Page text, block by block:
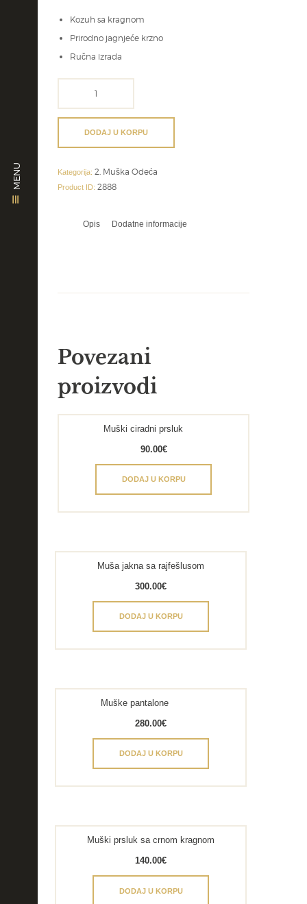
MENU
Kozuh sa kragnom
Prirodno jagnjeće krzno
Ručna izrada
količinaDODAJ U KORPU
Kategorija: 2. Muška Odeća
Product ID: 2888
Opis Dodatne informacije
Povezani
proizvodi
Muški ciradni prsluk
90.00€
DODAJ U KORPU
Muša jakna sa rajfešlusom
300.00€
DODAJ U KORPU
Muške pantalone
280.00€
DODAJ U KORPU
Muški prsluk sa crnom kragnom
140.00€
DODAJ U KORPU